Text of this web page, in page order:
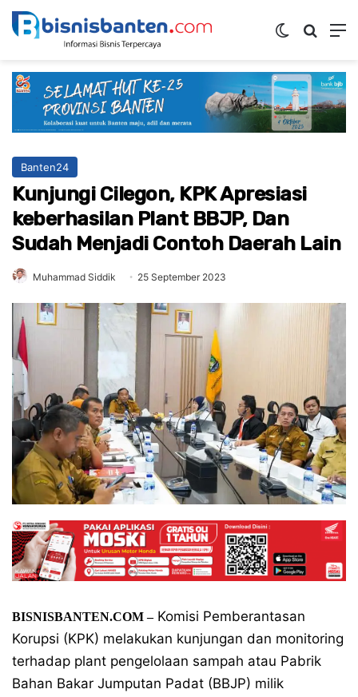
Switch skin
Banten24
Kunjungi Cilegon, KPK Apresiasi
keberhasilan Plant BBJP, Dan
Sudah Menjadi Contoh Daerah Lain
Muhammad Siddik 25 September 2023
BISNISBANTEN.COM –Komisi Pemberantasan
Korupsi (KPK) melakukan kunjungan dan monitoring
terhadap plant pengelolaan sampah atau Pabrik
Bahan Bakar Jumputan Padat (BBJP) milik